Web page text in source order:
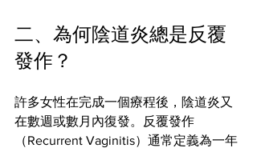
二、為何陰道炎總是反覆
發作？
許多女性在完成一個療程後，陰道炎又
在數週或數月內復發。反覆發作
（Recurrent Vaginitis）通常定義為一年